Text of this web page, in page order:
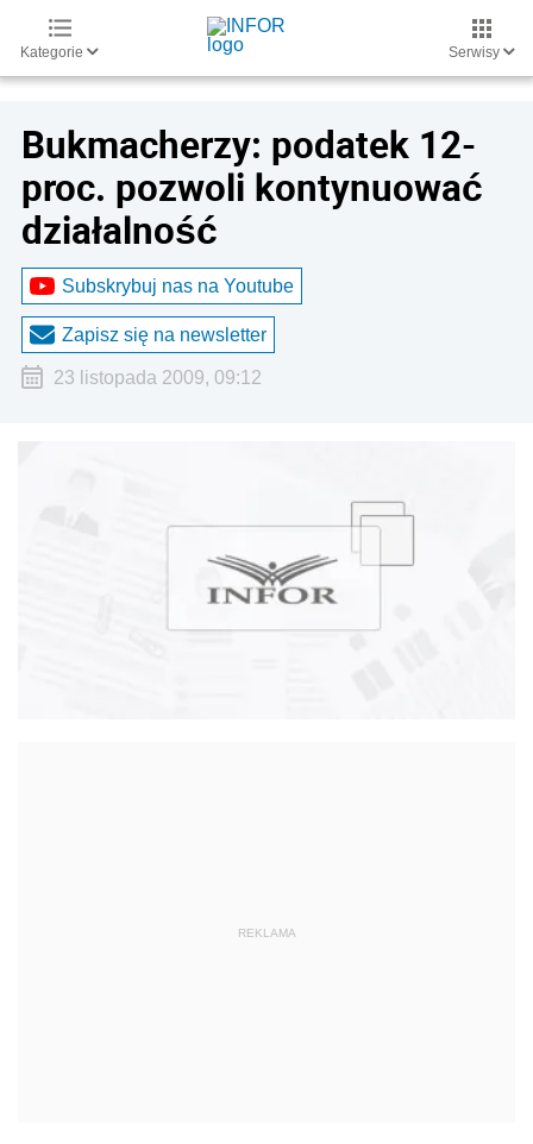
Kategorie Serwisy
Bukmacherzy: podatek 12-
proc. pozwoli kontynuować
działalność
Subskrybuj nas na Youtube
Zapisz się na newsletter
23 listopada 2009, 09:12